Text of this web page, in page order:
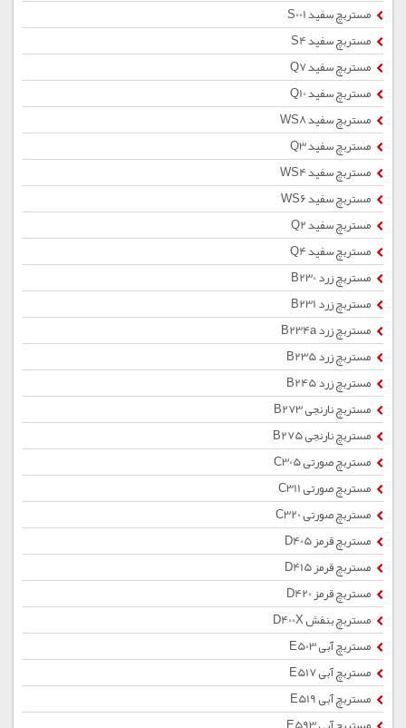
مستربچ سفید S001
مستربچ سفید S4
مستربچ سفید Q7
مستربچ سفید Q10
مستربچ سفید WS8
مستربچ سفید Q3
مستربچ سفید WS4
مستربچ سفید WS6
مستربچ سفید Q2
مستربچ سفید Q4
مستربچ زرد B230
مستربچ زرد B231
مستربچ زرد B234a
مستربچ زرد B235
مستربچ زرد B245
مستربچ نارنجی B273
مستربچ نارنجی B275
مستربچ صورتی C305
مستربچ صورتی C311
مستربچ صورتی C320
مستربچ قرمز D405
مستربچ قرمز D415
مستربچ قرمز D420
مستربچ بنفش D400X
مستربچ آبی E503
مستربچ آبی E517
مستربچ آبی E519